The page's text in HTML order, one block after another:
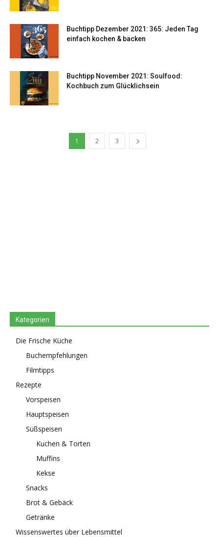
Buchtipp Dezember 2021: 365: Jeden Tag
einfach kochen & backen
Buchtipp November 2021: Soulfood:
Kochbuch zum Glücklichsein
1 2 3
Kategorien
Die Frische Küche
Buchempfehlungen
Filmtipps
Rezepte
Vorspeisen
Hauptspeisen
Süßspeisen
Kuchen & Torten
Muffins
Kekse
Snacks
Brot & Gebäck
Getränke
Wissenswertes über Lebensmittel